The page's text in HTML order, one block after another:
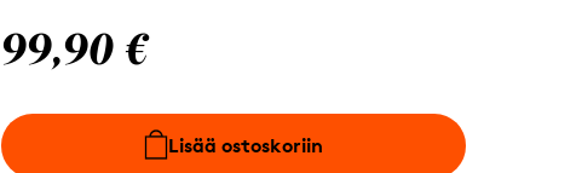
99,90 €
Lisää ostoskoriin